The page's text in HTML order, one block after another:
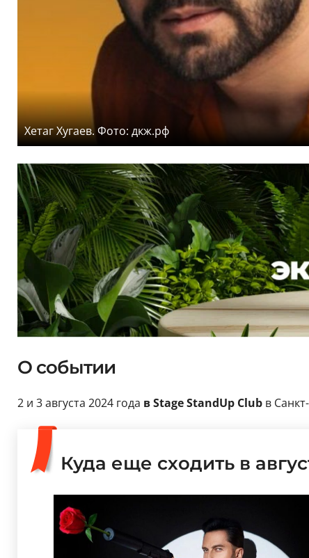
Хетаг Хугаев. Фото: дкж.рф
О событии
2 и 3 августа 2024 года в Stage StandUp Clubв
Куда еще сходить в